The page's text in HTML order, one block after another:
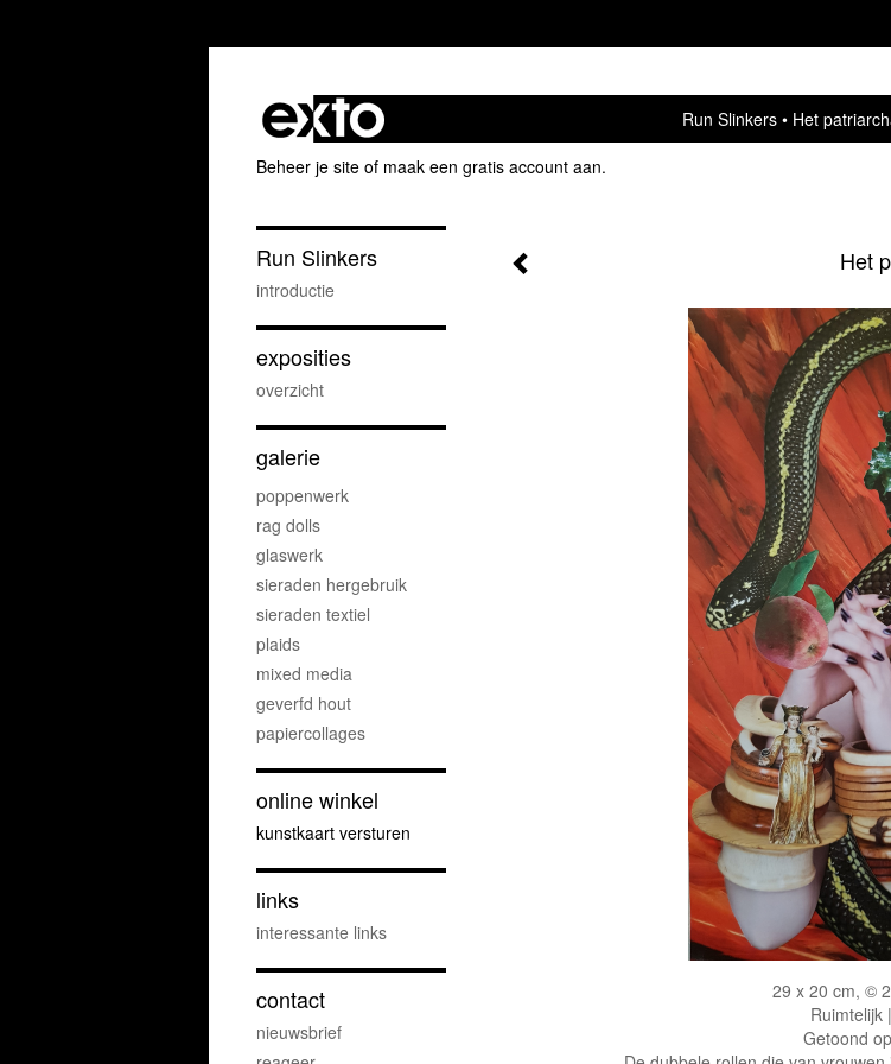
Run Slinkers
Het
Beheer je site of maak een gratis account aan.
Het
29 x 20 cm, ©
Ruimtelijk
Getoond op
Run Slinkers
introductie
exposities
overzicht
galerie
poppenwerk
rag dolls
glaswerk
sieraden hergebruik
sieraden textiel
plaids
mixed media
geverfd hout
papiercollages
online winkel
kunstkaart versturen
links
interessante links
contact
nieuwsbrief